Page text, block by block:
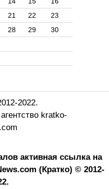
21 22
23
28 29
30
2022.
kratko-
активная ссылка на
(Кратко) © 2012-